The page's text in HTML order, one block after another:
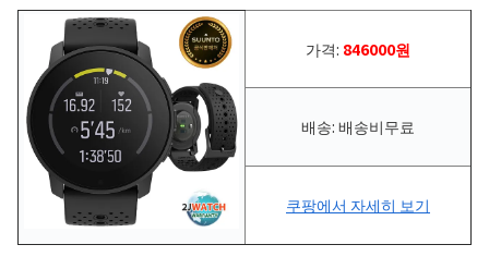
가격: 846000원
배송: 배송비무료
쿠팡에서 자세히 보기